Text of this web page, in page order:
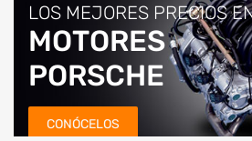
LOS MEJORES PRECIOS
MOTORES
PORSCHE
CONÓCELOS